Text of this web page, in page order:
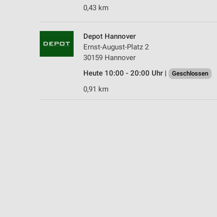
0,43 km
Depot Hannover
Ernst-August-Platz 2
30159 Hannover
Heute 10:00 - 20:00 Uhr |
Geschlossen
0,91 km